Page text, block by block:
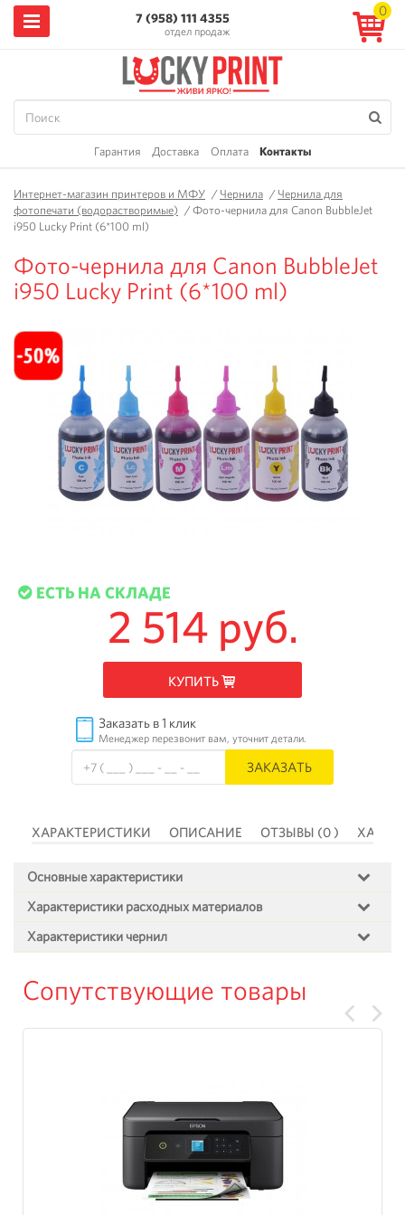
7 (958) 111 4355
отдел продаж
0
Гарантия Доставка Оплата Контакты
Интернет-магазин принтеров и МФУ /Чернила /Чернила для
фотопечати (водорастворимые) /Фото-чернила для Canon BubbleJet
i950 Lucky Print (6*100 ml)
Фото-чернила для Canon BubbleJet
i950 Lucky Print (6*100 ml)
ЕСТЬ НА СКЛАДЕ
2 514 руб.
КУПИТЬ
Заказать в 1 клик
Менеджер перезвонит вам, уточнит детали.
ЗАКАЗАТЬ
ХАРАКТЕРИСТИКИ ОПИСАНИЕ ОТЗЫВЫ (0 )
Основные характеристики
Характеристики расходных материалов
Характеристики чернил
Сопутствующие товары